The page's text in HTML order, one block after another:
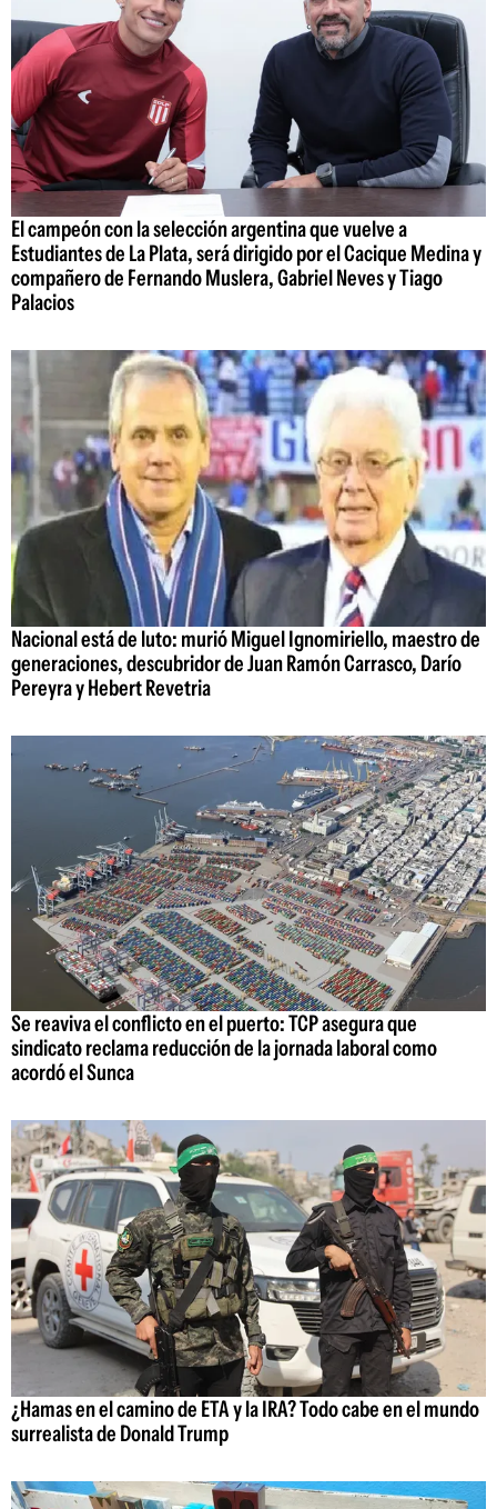
El campeón con la selección argentina que vuelve a
Estudiantes de La Plata, será dirigido por el Cacique Medina y
compañero de Fernando Muslera, Gabriel Neves y Tiago
Palacios
Nacional está de luto: murió Miguel Ignomiriello, maestro de
generaciones, descubridor de Juan Ramón Carrasco, Darío
Pereyra y Hebert Revetria
Se reaviva el conflicto en el puerto: TCP asegura que
sindicato reclama reducción de la jornada laboral como
acordó el Sunca
¿Hamas en el camino de ETA y la IRA? Todo cabe en el mundo
surrealista de Donald Trump